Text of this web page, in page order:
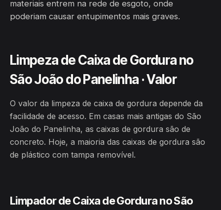
materiais entrem na rede de esgoto, onde
poderiam causar entupimentos mais graves.
Limpeza de Caixa de Gordura no
São João do Panelinha · Valor
O valor da limpeza de caixa de gordura depende da
facilidade de acesso. Em casas mais antigas do São
João do Panelinha, as caixas de gordura são de
concreto. Hoje, a maioria das caixas de gordura são
de plástico com tampa removível.
Limpador de Caixa de Gordura no São